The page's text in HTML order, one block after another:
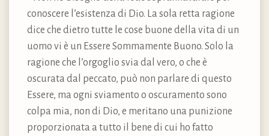
conoscere l’esistenza di Dio. La sola retta ragione
dice che dietro tutte le cose buone della vita di un
uomo vi è un Essere Sommamente Buono. Solo la
ragione che l’orgoglio svia dal vero, o che è
oscurata dal peccato, può non parlare di questo
Essere, ma ogni sviamento o oscuramento sono
colpa mia, non di Dio, e meritano una punizione
proporzionata a tutto il bene di cui ho fatto